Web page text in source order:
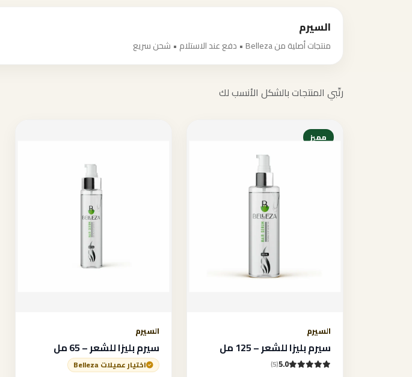
السيرم
منتجات أصلية من Belleza • دفع عند الاستلام • شحن سريع
رتّبي المنتجات بالشكل الأنسب لك
مميز
السيرم
سيرم بليزا للشعر – 125 مل
5.0
(5)
السيرم
سيرم بليزا للشعر – 65 مل
اختيار عميلات Belleza